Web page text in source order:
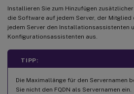
Installieren Sie zum Hinzufügen
die Software auf jedem Server, der Mitglied
jedem Server den Installationsassistenten
Konfigurationsassistenten aus.
TIPP:
Die Maximallänge für den Servernamen
Sie nicht den FQDN als Servernamen ein.